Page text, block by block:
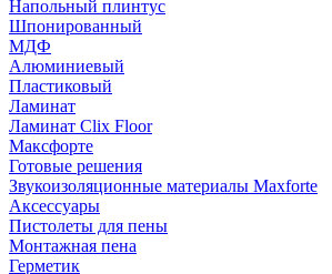
Напольный плинтус
Шпонированный
МДФ
Алюминиевый
Пластиковый
Ламинат
Ламинат Clix Floor
Максфорте
Готовые решения
Звукоизоляционные материалы Maxforte
Аксессуары
Пистолеты для пены
Монтажная пена
Герметик